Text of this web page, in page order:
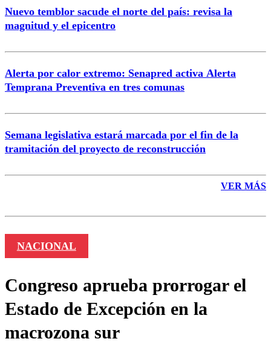
Nuevo temblor sacude el norte del país: revisa la
magnitud y el epicentro
Alerta por calor extremo: Senapred activa Alerta
Temprana Preventiva en tres comunas
Semana legislativa estará marcada por el fin de la
tramitación del proyecto de reconstrucción
VER MÁS
NACIONAL
Congreso aprueba prorrogar el
Estado de Excepción en la
macrozona sur